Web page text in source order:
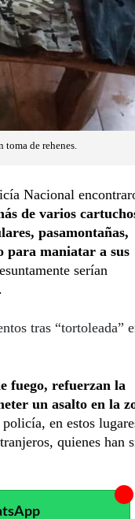
de rehenes.
Nacional
de varios
pasamontañas,
para maniatar a sus
serían
tras “tortoleada”
fuego, refuerzan la
un asalto en la
en estos
quienes han